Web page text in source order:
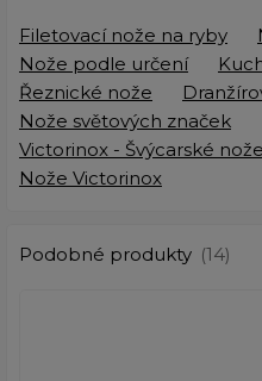
Filetovací nože na ryby
Nože podle určení
Řeznické nože
Nože světových značek
Victorinox - Švýcarské
Nože Victorinox
Podobné produkty (14)